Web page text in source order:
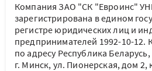
Компания ЗАО "СК "Евроинс"
зарегистрирована в едином
регистре юридических лиц и
предпринимателей 1992-10-12.
по адресу Республика
г. Минск, ул. Пионерская, дом 2,